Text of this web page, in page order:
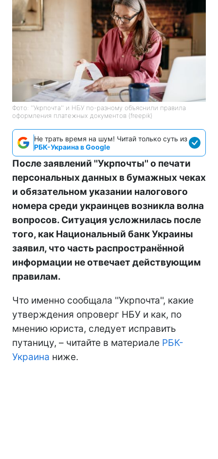
Фото: ''Укрпочта'' и НБУ по-разному объяснили правила
оформления платежных документов (freepik)
Не трать время на шум! Читай только суть из
РБК-Украина в Google
После заявлений ''Укрпочты'' о печати
персональных данных в бумажных чеках
и обязательном указании налогового
номера среди украинцев возникла волна
вопросов. Ситуация усложнилась после
того, как Национальный банк Украины
заявил, что часть распространённой
информации не отвечает действующим
правилам.
Что именно сообщала ''Укрпочта'', какие
утверждения опроверг НБУ и как, по
мнению юриста, следует исправить
путаницу, – читайте в материале РБК-
Украина ниже.